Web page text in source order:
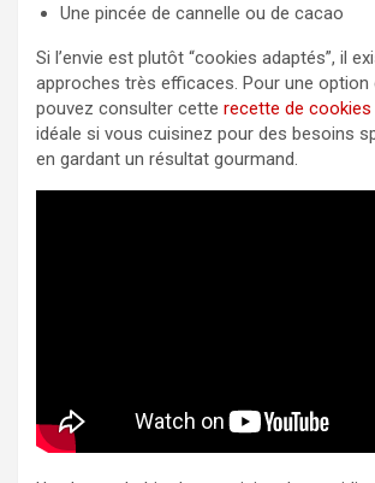
Une pincée de cannelle ou de cacao
Si l’envie est plutôt “cookies adaptés”, il
approches très efficaces. Pour une option
pouvez consulter cette recette de cookies
idéale si vous cuisinez pour des besoins
en gardant un résultat gourmand.